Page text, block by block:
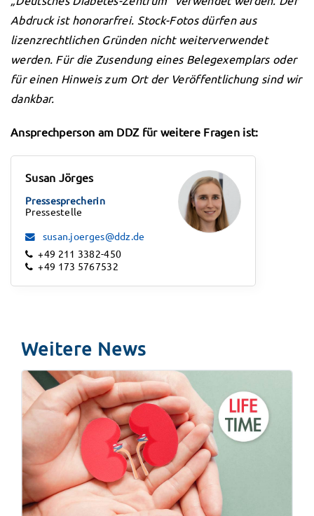
Abdruck ist honorarfrei. Stock-Fotos dürfen aus
lizenzrechtlichen Gründen nicht weiterverwendet
werden. Für die Zusendung eines Belegexemplars oder
für einen Hinweis zum Ort der Veröffentlichung sind wir
dankbar.
Ansprechperson am DDZ für weitere Fragen ist:
Susan Jörges
Pressesprecherin
Pressestelle
susan.joerges@ddz.de
+49 211 3382-450
+49 173 5767532
Weitere News